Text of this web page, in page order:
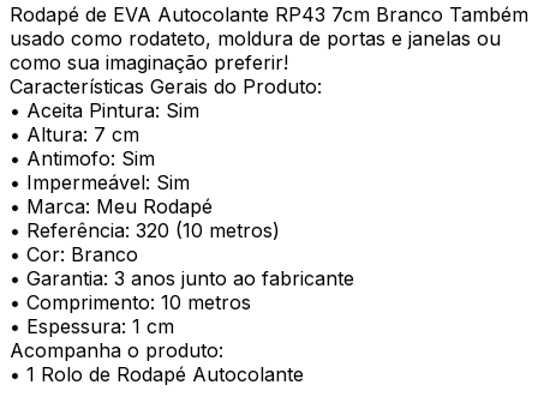
Rodapé de EVA Autocolante RP43 7cm Branco Também
usado como rodateto, moldura de portas e janelas ou
como sua imaginação preferir!
Características Gerais do Produto:
• Aceita Pintura: Sim
• Altura: 7 cm
• Antimofo: Sim
• Impermeável: Sim
• Marca: Meu Rodapé
• Referência: 320 (10 metros)
• Cor: Branco
• Garantia: 3 anos junto ao fabricante
• Comprimento: 10 metros
• Espessura: 1 cm
Acompanha o produto:
• 1 Rolo de Rodapé Autocolante